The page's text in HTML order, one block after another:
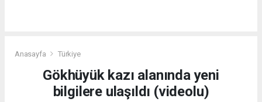
Anasayfa Türkiye
Gökhüyük kazı alanında yeni
bilgilere ulaşıldı (videolu)